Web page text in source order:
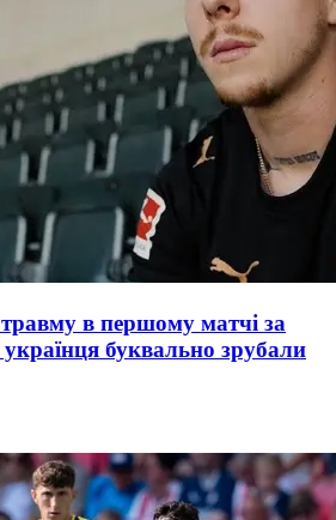
в першому матчі за
українця буквально зрубали